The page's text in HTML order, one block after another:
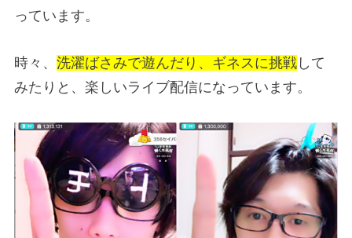
っています。
時々、 洗濯ばさみで遊んだり、ギネスに挑戦 して
みたりと、楽しいライブ配信になっています。